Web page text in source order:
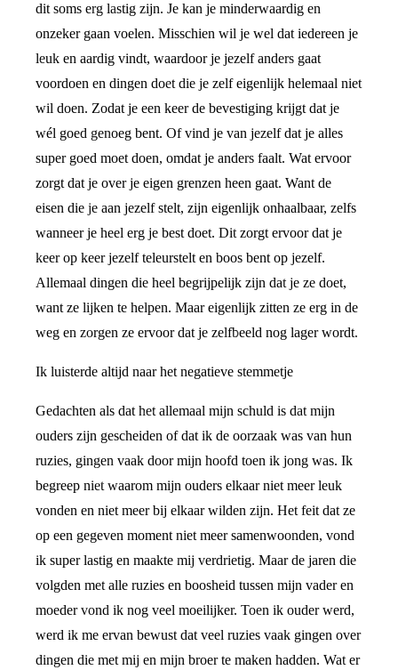
dit soms erg lastig zijn. Je kan je minderwaardig en
onzeker gaan voelen. Misschien wil je wel dat iedereen je
leuk en aardig vindt, waardoor je jezelf anders gaat
voordoen en dingen doet die je zelf eigenlijk helemaal niet
wil doen. Zodat je een keer de bevestiging krijgt dat je
wél goed genoeg bent. Of vind je van jezelf dat je alles
super goed moet doen, omdat je anders faalt. Wat ervoor
zorgt dat je over je eigen grenzen heen gaat. Want de
eisen die je aan jezelf stelt, zijn eigenlijk onhaalbaar, zelfs
wanneer je heel erg je best doet. Dit zorgt ervoor dat je
keer op keer jezelf teleurstelt en boos bent op jezelf.
Allemaal dingen die heel begrijpelijk zijn dat je ze doet,
want ze lijken te helpen. Maar eigenlijk zitten ze erg in de
weg en zorgen ze ervoor dat je zelfbeeld nog lager wordt.
Ik luisterde altijd naar het negatieve stemmetje
Gedachten als dat het allemaal mijn schuld is dat mijn
ouders zijn gescheiden of dat ik de oorzaak was van hun
ruzies, gingen vaak door mijn hoofd toen ik jong was. Ik
begreep niet waarom mijn ouders elkaar niet meer leuk
vonden en niet meer bij elkaar wilden zijn. Het feit dat ze
op een gegeven moment niet meer samenwoonden, vond
ik super lastig en maakte mij verdrietig. Maar de jaren die
volgden met alle ruzies en boosheid tussen mijn vader en
moeder vond ik nog veel moeilijker. Toen ik ouder werd,
werd ik me ervan bewust dat veel ruzies vaak gingen over
dingen die met mij en mijn broer te maken hadden. Wat er